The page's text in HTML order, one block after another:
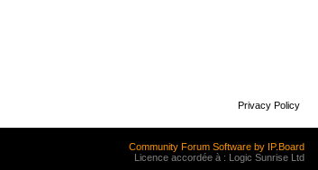
Privacy Policy
Community Forum Software by IP.Board
Licence accordée à : Logic Sunrise Ltd